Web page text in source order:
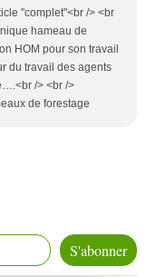
"complet"<br /> <br
hameau de
HOM pour son travail
du travail des agents
/> <br />
de forestage